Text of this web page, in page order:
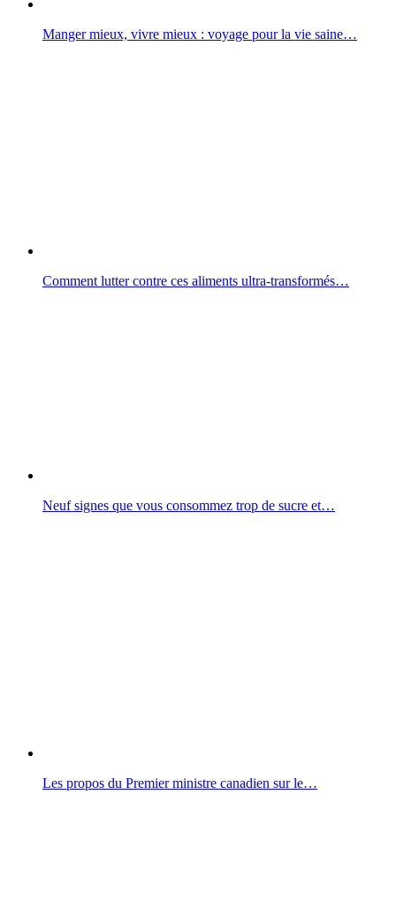
Manger mieux, vivre mieux : voyage pour la vie saine…
Comment lutter contre ces aliments ultra-transformés…
Neuf signes que vous consommez trop de sucre et…
Les propos du Premier ministre canadien sur le…